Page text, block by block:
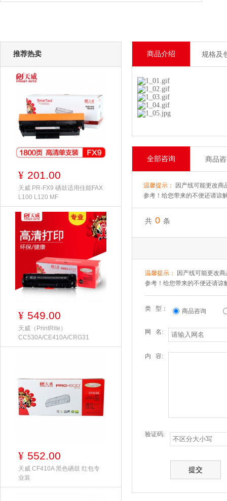
推荐热卖
¥ 201.00
天威 PR-FX9 硒鼓适用佳能FAX
L100 L120 MF
¥ 549.00
天威（PrintRite）
CC530A/CE410A/CRG31
¥ 552.00
天威 CF410A 黑色硒鼓 红包专
业装
商品介绍 规格及
全部咨询 商品
温馨提示：
因产线可能更改商
参考！给您带来的不便还请谅
共 0 条
温馨提示：
因产线可能更改
参考！给您带来的不便还请谅
类 型： 商品咨询
网 名:
内 容:
验证码: